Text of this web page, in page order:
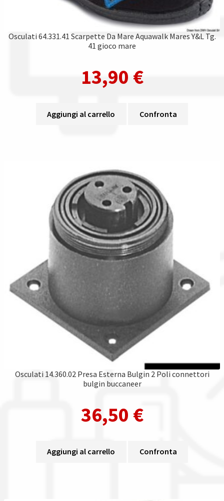
Osculati 64.331.41 Scarpette Da Mare Aquawalk Mares Y&L Tg.
41 gioco mare
13,90 €
Aggiungi al carrello Confronta
Osculati 14.360.02 Presa Esterna Bulgin 2 Poli connettori
bulgin buccaneer
36,50 €
Aggiungi al carrello Confronta